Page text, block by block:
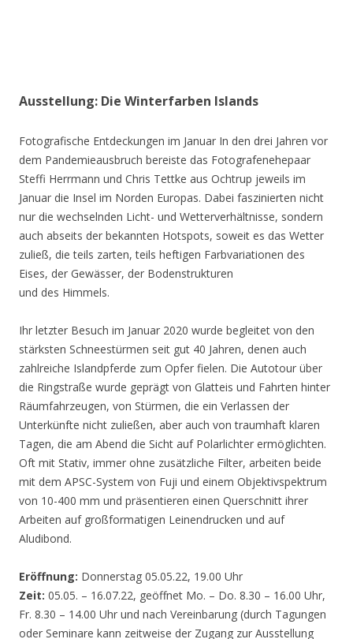
Ausstellung: Die Winterfarben Islands
Fotografische Entdeckungen im Januar In den drei Jahren vor
dem Pandemieausbruch bereiste das Fotografenehepaar
Steffi Herrmann und Chris Tettke aus Ochtrup jeweils im
Januar die Insel im Norden Europas. Dabei faszinierten nicht
nur die wechselnden Licht- und Wetterverhältnisse, sondern
auch abseits der bekannten Hotspots, soweit es das Wetter
zuließ, die teils zarten, teils heftigen Farbvariationen des
Eises, der Gewässer, der Bodenstrukturen
und des Himmels.
Ihr letzter Besuch im Januar 2020 wurde begleitet von den
stärksten Schneestürmen seit gut 40 Jahren, denen auch
zahlreiche Islandpferde zum Opfer fielen. Die Autotour über
die Ringstraße wurde geprägt von Glatteis und Fahrten hinter
Räumfahrzeugen, von Stürmen, die ein Verlassen der
Unterkünfte nicht zuließen, aber auch von traumhaft klaren
Tagen, die am Abend die Sicht auf Polarlichter ermöglichten.
Oft mit Stativ, immer ohne zusätzliche Filter, arbeiten beide
mit dem APSC-System von Fuji und einem Objektivspektrum
von 10-400 mm und präsentieren einen Querschnitt ihrer
Arbeiten auf großformatigen Leinendrucken und auf
Aludibond.
Eröffnung: Donnerstag 05.05.22, 19.00 Uhr
Zeit: 05.05. – 16.07.22, geöffnet Mo. – Do. 8.30 – 16.00 Uhr,
Fr. 8.30 – 14.00 Uhr und nach Vereinbarung (durch Tagungen
oder Seminare kann zeitweise der Zugang zur Ausstellung